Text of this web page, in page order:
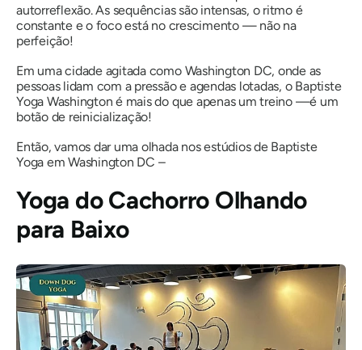
autorreflexão. As sequências são intensas, o ritmo é
constante e o foco está no crescimento — não na
perfeição!
Em uma cidade agitada como Washington DC, onde as
pessoas lidam com a pressão e agendas lotadas, o Baptiste
Yoga Washington é mais do que apenas um treino —é um
botão de reinicialização!
Então, vamos dar uma olhada nos estúdios de Baptiste
Yoga em Washington DC –
Yoga do Cachorro Olhando
para Baixo